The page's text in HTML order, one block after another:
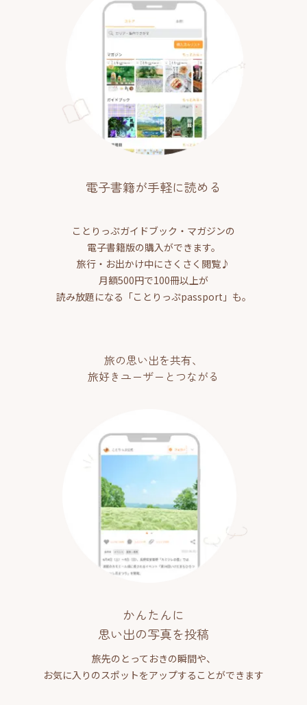
電子書籍が手軽に読める
ことりっぷガイドブック・マガジンの
電子書籍版の購入ができます。
旅行・お出かけ中にさくさく閲覧♪
月額500円で100冊以上が
読み放題になる「ことりっぷpassport」も。
旅の思い出を共有、
旅好きユーザーとつながる
かんたんに
思い出の写真を投稿
旅先のとっておきの瞬間や、
お気に入りのスポットをアップすることができます